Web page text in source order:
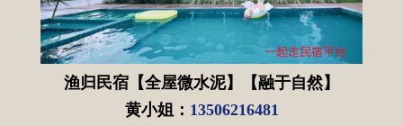
渔归民宿【全屋微水泥】【融于自然】
黄小姐 ： 13506216481